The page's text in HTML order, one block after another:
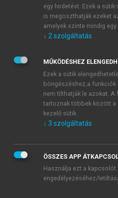
Kérek értesítést a MeRSZ
Kérek értesítést az Akadémiai
Adatkezelési
veszem és elfogadom.
Általános vásárlási
mersz.huoldalak
tudomásul veszem és
egy hirdetést. Ezek a sütik
is megoszthatják ezeket
amelyek szinte mindig
↓ 2 szolgáltatás
MŰKÖDÉSHEZ
Ezek a sütik
böngészéshez,a
nem tilthatják le azokat.
tartoznak többek között
kezelő sütik.
↓ 3 szolgáltatás
ÖSSZES APP
Használja ezt a
engedélyezéséhez/